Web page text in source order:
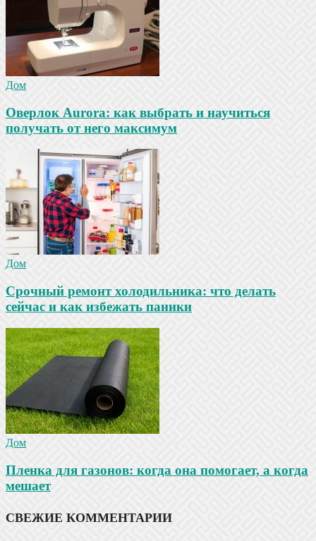
Дом
Оверлок Aurora: как выбрать и научиться
получать от него максимум
Дом
Срочный ремонт холодильника: что делать
сейчас и как избежать паники
Дом
Пленка для газонов: когда она помогает, а когда
мешает
СВЕЖИЕ КОММЕНТАРИИ